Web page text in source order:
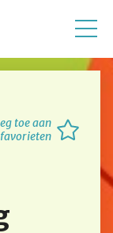
toe aan
favorieten